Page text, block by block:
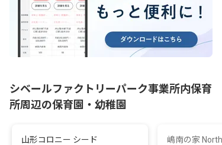
シベールファクトリーパーク事業所内保育
所周辺の保育園・幼稚園
山形コロニー シード
嶋南の家 North